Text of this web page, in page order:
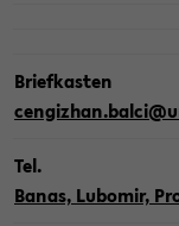
Brief­kas­ten
Tel.
Banas, Lub­o­mir,